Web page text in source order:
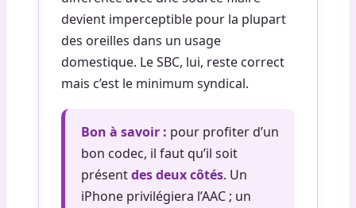
devient imperceptible pour la plupart
des oreilles dans un usage
domestique. Le SBC, lui, reste correct
mais c’est le minimum syndical.
Bon à savoir : pour profiter d’un
bon codec, il faut qu’il soit
présentdes deux côtés. Un
iPhone privilégiera l’AAC ; un